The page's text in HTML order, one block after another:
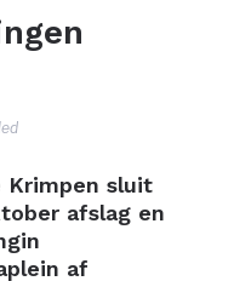
Krimpen sluit
afslag en
af